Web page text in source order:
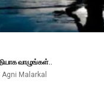
வாழுங்கள்..
Agni Malarkal